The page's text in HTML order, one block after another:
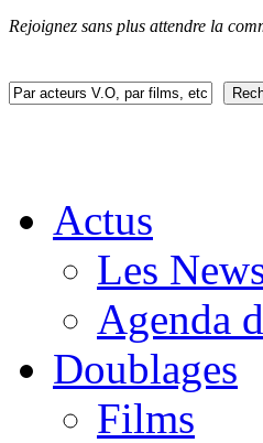
Rejoignez sans plus attendre la
Actus
Les
Agenda
Doublages
Films